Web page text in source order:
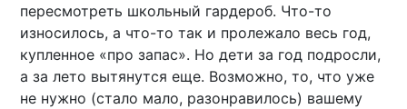
пересмотреть школьный гардероб. Что-то
износилось, а что-то так и пролежало весь год,
купленное «про запас». Но дети за год подросли,
а за лето вытянутся еще. Возможно, то, что уже
не нужно (стало мало, разонравилось) вашему